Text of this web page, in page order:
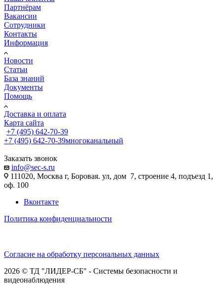
Партнёрам
Вакансии
Сотрудники
Контакты
Информация
Новости
Статьи
База знаний
Документы
Помощь
Доставка и оплата
Карта сайта
+7 (495) 642-70-39
+7 (495) 642-70-39многоканальный
Заказать звонок
info@sec-s.ru
111020, Москва г, Боровая. ул, дом 7, строение 4, подъезд 1,
оф. 100
Вконтакте
Политика конфиденциальности
Согласие на обработку персональных данных
2026 © ТД "ЛИДЕР-СБ" - Системы безопасности и
видеонаблюдения